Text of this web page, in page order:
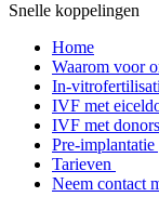
Snelle koppelingen
Home
Waarom voor
In-
IVF met
IVF met
Pre-implantatie
Tarieven
Neem contact